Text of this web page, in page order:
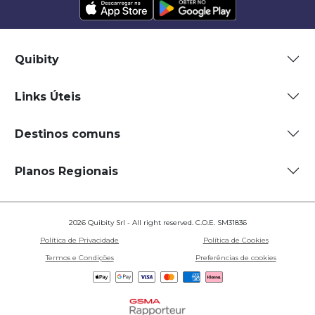
Quibity
Links Úteis
Destinos comuns
Planos Regionais
2026 Quibity Srl - All right reserved. C.O.E. SM31836
Política de Privacidade
Política de Cookies
Termos e Condições
Preferências de cookies